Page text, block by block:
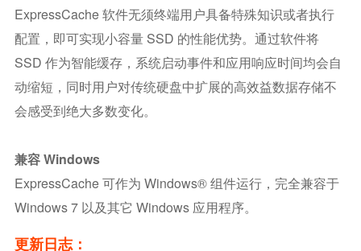
ExpressCache 软件无须终端用户具备特殊知识或者执行
配置，即可实现小容量 SSD 的性能优势。通过软件将
SSD 作为智能缓存，系统启动事件和应用响应时间均会自
动缩短，同时用户对传统硬盘中扩展的高效益数据存储不
会感受到绝大多数变化。
兼容 Windows
ExpressCache 可作为 Windows® 组件运行，完全兼容于
Windows 7 以及其它 Windows 应用程序。
更新日志：